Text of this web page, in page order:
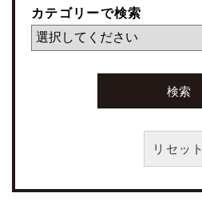
カテゴリーで検索
リセット